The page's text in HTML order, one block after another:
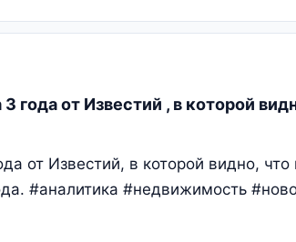
от Известий , в которой
от Известий, в которой видно,
#аналитика #недвижимость